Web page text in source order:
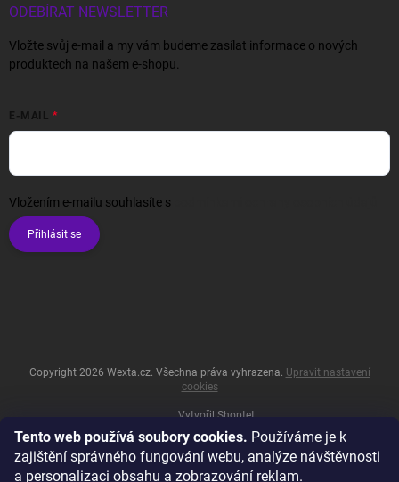
Tento web používá soubory cookies. Používáme je k
zajištění správného fungování webu, analýze návštěvnosti
a personalizaci obsahu a zobrazování reklam.
ODEBÍRAT NEWSLETTER
Vložte svůj e-mail a my vám budeme zasílat informace o nových
produktech na našem e-shopu.
E-MAIL
Vložením e-mailu souhlasíte s
Přihlásit se
Vytvořil Shoptet
Copyright 2026 Wexta.cz. Všechna práva vyhrazena. Upravit nastavení
cookies